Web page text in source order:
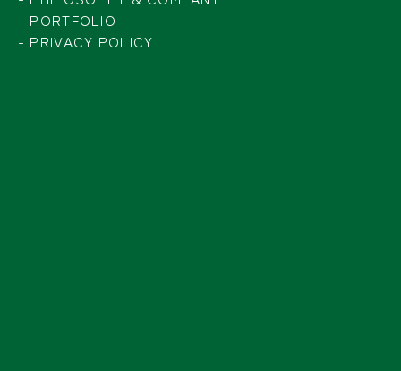
PORTFOLIO
PRIVACY POLICY